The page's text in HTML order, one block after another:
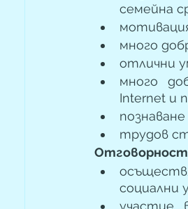
семейна
много
отлични
много
Internet и
трудов
социални
участие